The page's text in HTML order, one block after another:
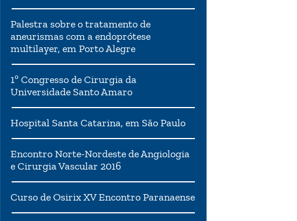
Palestra sobre o tratamento de
aneurismas com a endoprótese
multilayer, em Porto Alegre
1º Congresso de Cirurgia da
Universidade Santo Amaro
Hospital Santa Catarina, em São Paulo
Encontro Norte-Nordeste de Angiologia
e Cirurgia Vascular 2016
Curso de Osirix XV Encontro Paranaense